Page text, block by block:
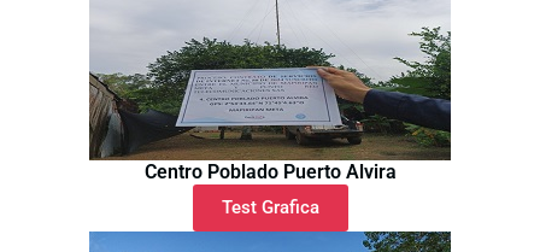
Centro Poblado Puerto Alvira
Test Grafica